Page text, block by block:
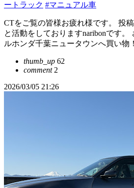
ートラック #マニュアル車
CTをご覧の皆様お疲れ様です。 投
と活動をしておりますnaribonです。
ルホンダ千葉ニュータウンへ買い物
thumb_up 62
comment2
2026/03/05 21:26